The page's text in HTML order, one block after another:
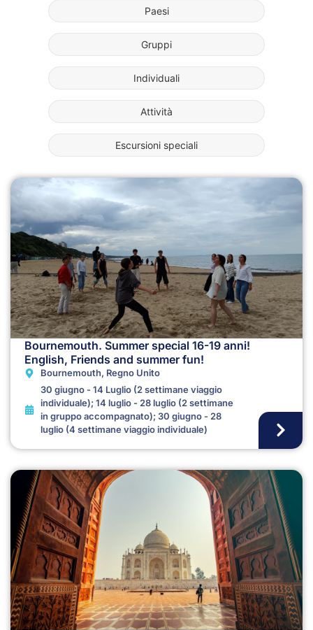
Paesi
Gruppi
Individuali
Attività
Escursioni speciali
Bournemouth. Summer special 16-19 anni!
English, Friends and summer fun!
Bournemouth, Regno Unito
30 giugno - 14 Luglio (2 settimane viaggio
individuale); 14 luglio - 28 luglio (2 settimane
in gruppo accompagnato); 30 giugno - 28
luglio (4 settimane viaggio individuale)